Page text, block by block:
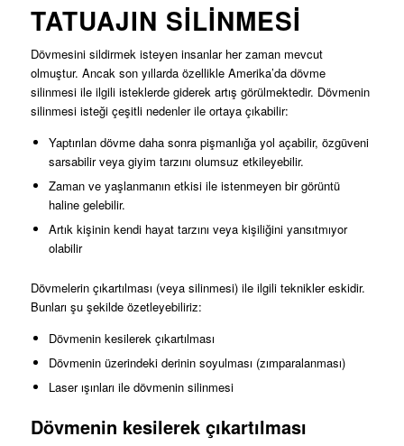
TATUAJIN SILINMESI
Dövmesini sildirmek isteyen insanlar her zaman mevcut
olmuştur. Ancak son yıllarda özellikle Amerika’da dövme
silinmesi ile ilgili isteklerde giderek artış görülmektedir. Dövmenin
silinmesi isteği çeşitli nedenler ile ortaya çıkabilir:
Yaptırılan dövme daha sonra pişmanlığa yol açabilir, özgüveni
sarsabilir veya giyim tarzını olumsuz etkileyebilir.
Zaman ve yaşlanmanın etkisi ile istenmeyen bir görüntü
haline gelebilir.
Artık kişinin kendi hayat tarzını veya kişiliğini yansıtmıyor
olabilir
Dövmelerin çıkartılması (veya silinmesi) ile ilgili teknikler eskidir.
Bunları şu şekilde özetleyebiliriz:
Dövmenin kesilerek çıkartılması
Dövmenin üzerindeki derinin soyulması (zımparalanması)
Laser ışınları ile dövmenin silinmesi
Dövmenin kesilerek çıkartılması